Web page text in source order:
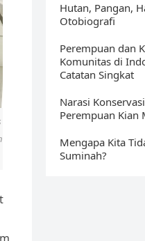
Hutan, Pangan,
Otobiografi
Perempuan dan
Komunitas di
Catatan Singkat
Narasi
Perempuan Kian
Mengapa Kita
Suminah?